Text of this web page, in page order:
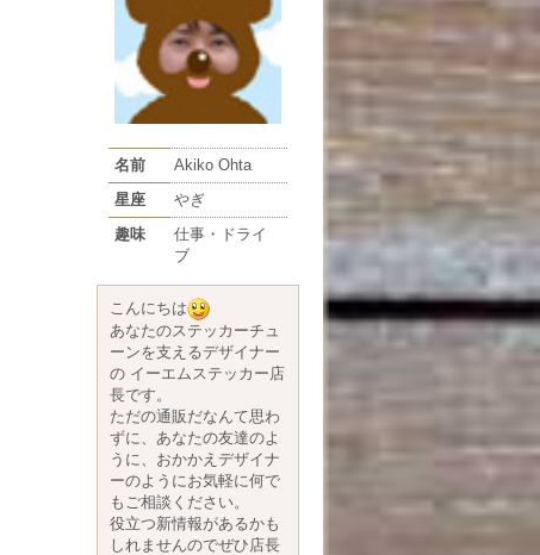
名前
Akiko Ohta
星座
やぎ
趣味
仕事・ドライ
ブ
こんにちは
あなたのステッカーチュ
ーンを支えるデザイナー
の イーエムステッカー店
長です。
ただの通販だなんて思わ
ずに、あなたの友達のよ
うに、おかかえデザイナ
ーのようにお気軽に何で
もご相談ください。
役立つ新情報があるかも
しれませんのでぜひ店長